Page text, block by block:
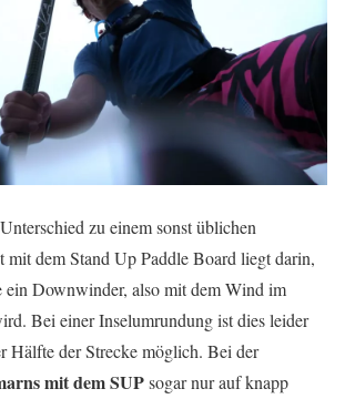
zu einem sonst üblichen
mit dem Stand Up Paddle Board liegt darin,
ein Downwinder, also mit dem Wind im
Bei einer Inselumrundung ist dies leider
Hälfte der Strecke möglich. Bei der
mit dem SUPsogar nur auf knapp